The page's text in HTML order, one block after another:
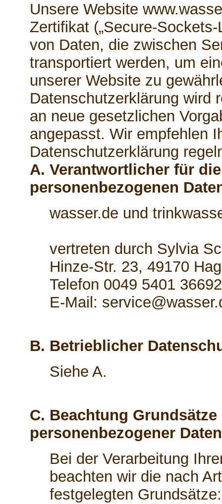
Unsere Website
Zertifikat („Secure-
von Daten, die zwischen
transportiert werden, um
unserer Website zu
Datenschutzerklärung wird
an neue gesetzlichen
angepasst. Wir empfehlen
Datenschutzerklärung
A. Verantwortlicher für
personenbezogenen
wasser.de und
vertreten durch Sylvia
Hinze-Str. 23, 49170
Telefon 0049 5401
E-Mail:
B. Betrieblicher
Siehe A.
C. Beachtung
personenbezogener Daten
Bei der Verarbeitung
beachten wir die nach
festgelegten Grundsätze: